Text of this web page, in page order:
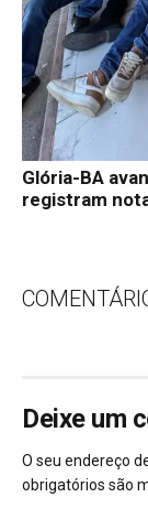
Glória-BA
registram
Deixe um
O seu endereço
obrigatórios são